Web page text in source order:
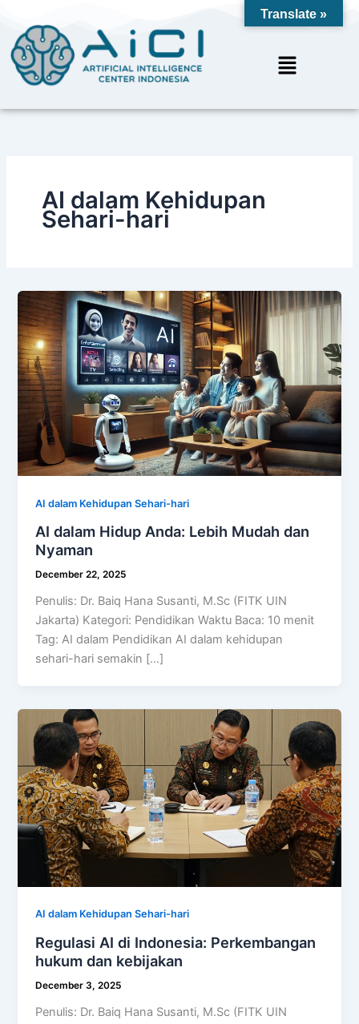
content
Menu
AI dalam Kehidupan
Sehari-hari
AI dalam Kehidupan Sehari-hari
AI dalam Hidup Anda: Lebih Mudah dan
Nyaman
December 22, 2025
Penulis: Dr. Baiq Hana Susanti, M.Sc (FITK UIN
Jakarta) Kategori: Pendidikan Waktu Baca: 10 menit
Tag: AI dalam Pendidikan AI dalam kehidupan
sehari-hari semakin […]
AI dalam Kehidupan Sehari-hari
Regulasi AI di Indonesia: Perkembangan
hukum dan kebijakan
December 3, 2025
Penulis: Dr. Baiq Hana Susanti, M.Sc (FITK UIN
Translate »